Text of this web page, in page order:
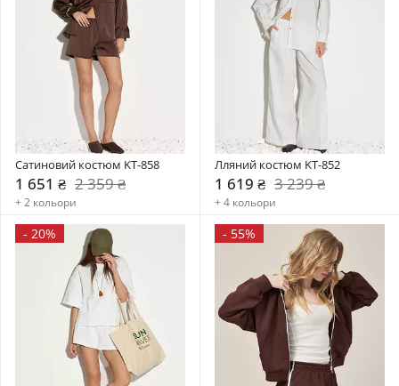
Сатиновий костюм KT-858
1 651 ₴ 2 359 ₴
+ 2 кольори
Лляний костюм KT-852
1 619 ₴ 3 239 ₴
+ 4 кольори
- 20% - 55%